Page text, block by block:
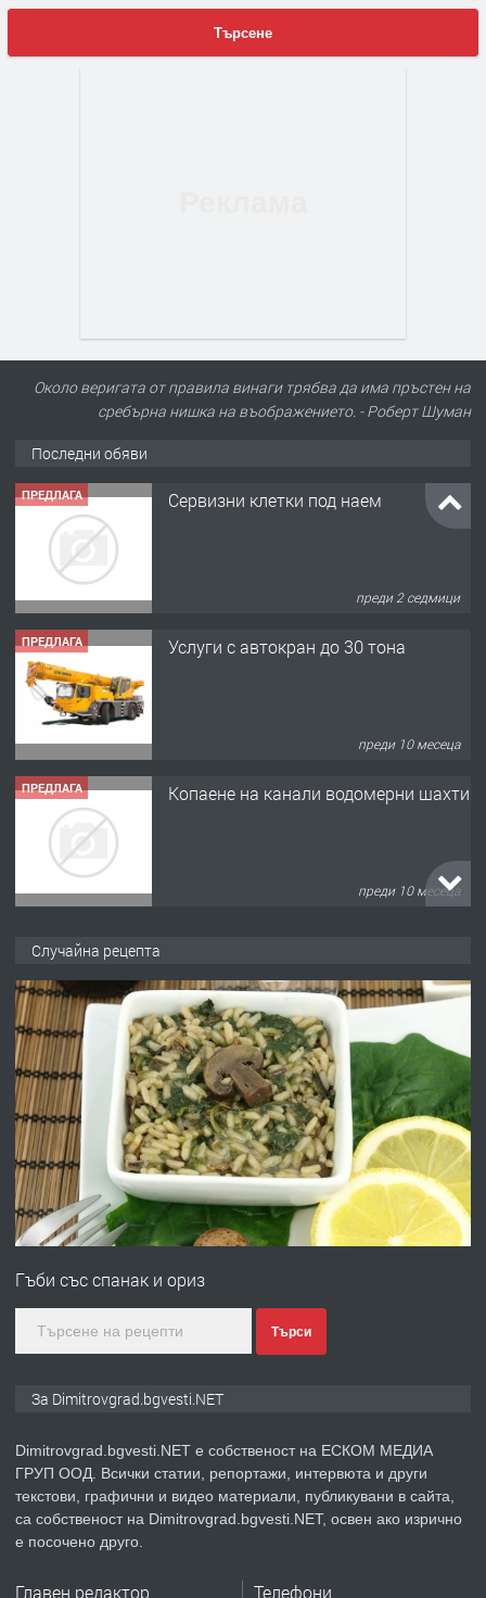
Търсене
Около веригата от правила винаги трябва да има пръстен на
сребърна нишка на въображението. - Роберт Шуман
Последни обяви
ПРЕДЛАГА Сервизни клетки под наем
преди 2 седмици
ПРЕДЛАГА Услуги с автокран до 30 тона
преди 10 месеца
ПРЕДЛАГА Копаене на канали водомерни шахти
преди 10 месеца
преди 10 месеца
ПРЕДЛАГА
Отпушване на канали тоалетни
вертикални щрангове
преди 11 месеца
ПРЕДЛАГА Онлайн магазин за всички!
преди 2 месеца
ПРЕДЛАГА Къща в Странско
Случайна рецепта
Гъби със спанак и ориз
Търси
За Dimitrovgrad.bgvesti.NET
Dimitrovgrad.bgvesti.NET е собственост на ЕСКОМ МЕДИА
ГРУП ООД. Всички статии, репортажи, интервюта и други
текстови, графични и видео материали, публикувани в сайта,
са собственост на Dimitrovgrad.bgvesti.NET, освен ако изрично
е посочено друго.
Главен редактор Телефони